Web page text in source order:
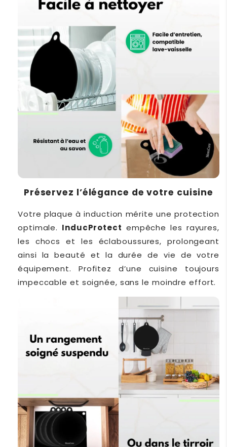
Préservez l’élégance de votre cuisine
Votre plaque à induction mérite une protection
optimale. InducProtect empêche les rayures,
les chocs et les éclaboussures, prolongeant
ainsi la beauté et la durée de vie de votre
équipement. Profitez d’une cuisine toujours
impeccable et soignée, sans le moindre effort.